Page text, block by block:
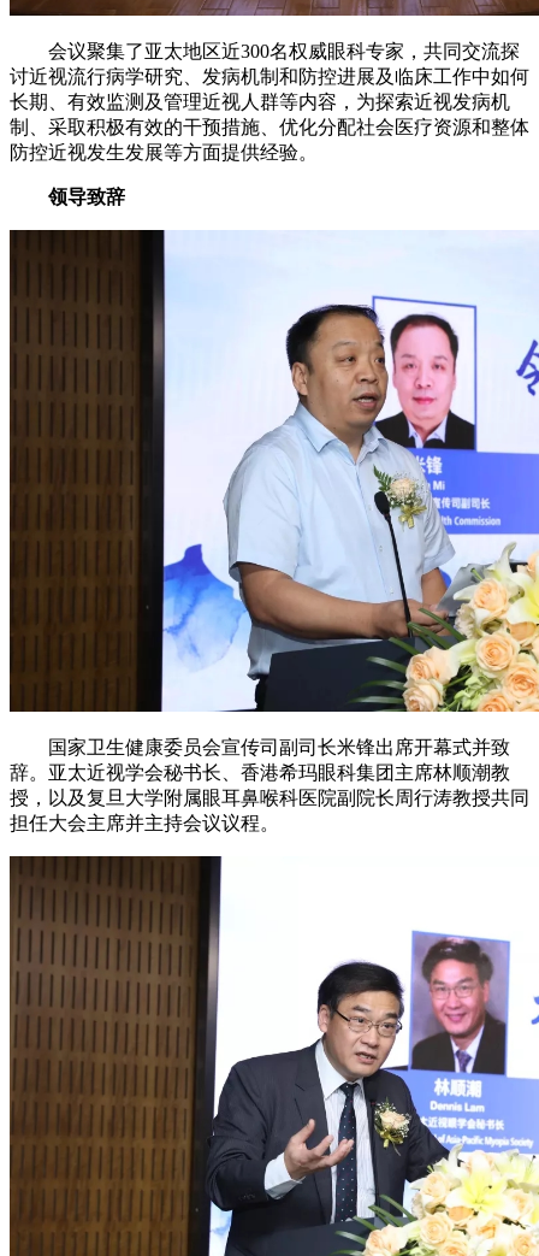
会议聚集了亚太地区近300名权威眼科专家，共同交流探
讨近视流行病学研究、发病机制和防控进展及临床工作中如何
长期、有效监测及管理近视人群等内容，为探索近视发病机
制、采取积极有效的干预措施、优化分配社会医疗资源和整体
防控近视发生发展等方面提供经验。
领导致辞
国家卫生健康委员会宣传司副司长米锋出席开幕式并致
辞。亚太近视学会秘书长、香港希玛眼科集团主席林顺潮教
授，以及复旦大学附属眼耳鼻喉科医院副院长周行涛教授共同
担任大会主席并主持会议议程。